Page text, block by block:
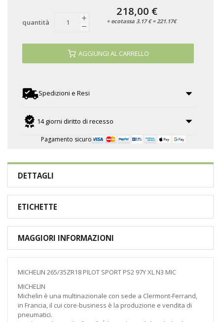
quantità
AGGIUNGI AL CARRELLO
Spedizioni e Resi
14 giorni diritto di recesso
Pagamento sicuro
218,00 €
+ ecotassa 3.17 € = 221.17€
DETTAGLI
ETICHETTE
MAGGIORI INFORMAZIONI
MICHELIN 265/35ZR18 PILOT SPORT PS2 97Y XL N3 MIC
MICHELIN
Michelin è una multinazionale con sede a Clermont-Ferrand,
in Francia, il cui core-business è la produzione e vendita di
pneumatici.